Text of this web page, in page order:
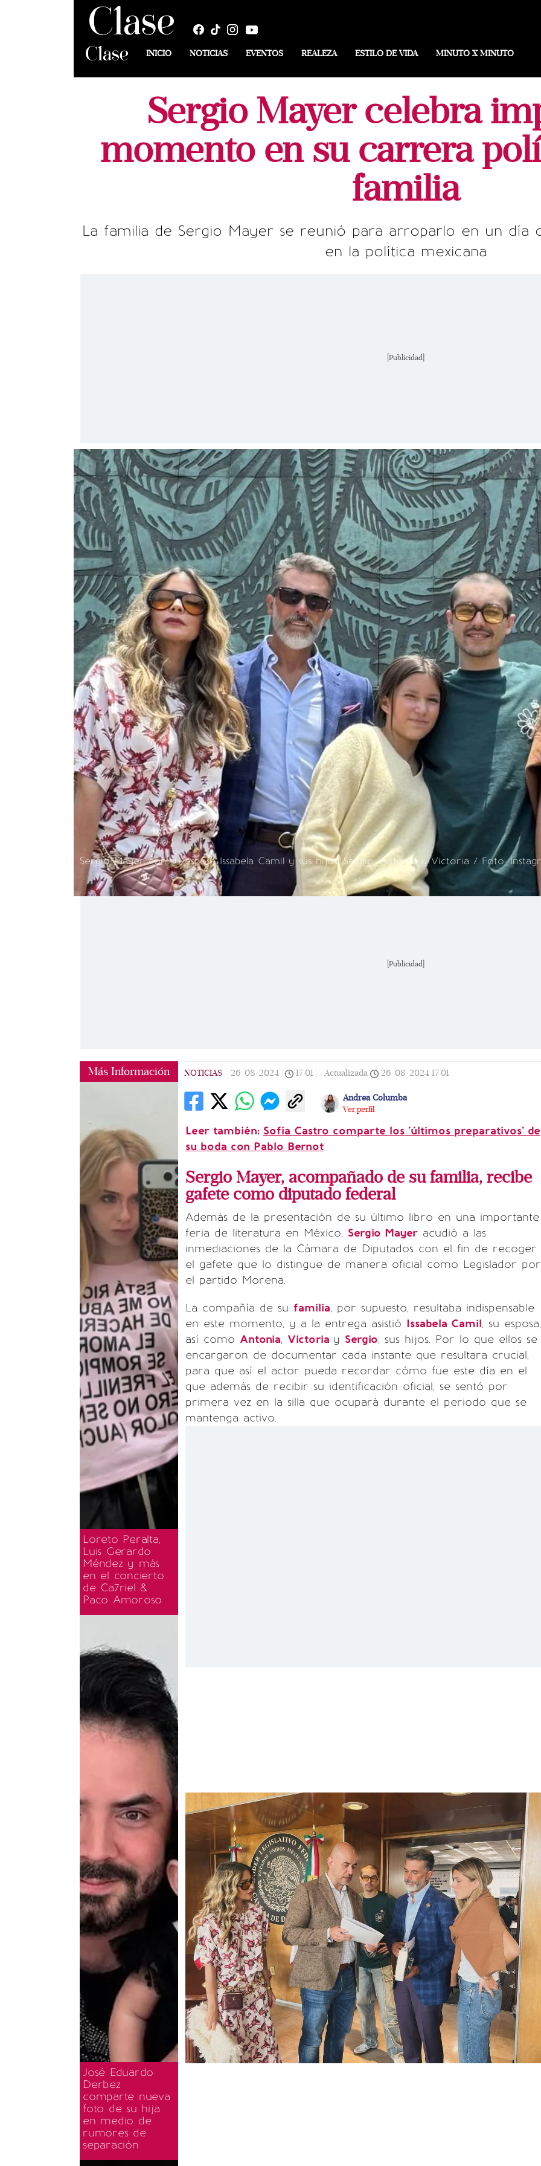
INICIO NOTICIAS EVENTOS REALEZA ESTILO DE VIDA MINUTO X MINUTO
Sergio Mayer celebra
momento en su carrera
familia
La familia de Sergio Mayer se reunió para arroparlo en un
en la política mexicana
[Publicidad]
Sergio Mayer con su esposa Issabela Camil y sus hijos, Sergio, Antonia y Victoria / Foto:
[Publicidad]
Más Información
Loreto Peralta,
Luis Gerardo
Méndez y más
en el concierto
de Ca7riel &
Paco Amoroso
José Eduardo
Derbez
comparte nueva
foto de su hija
en medio de
rumores de
separación
NOTICIAS 26/08/2024 17:01 Actualizada 26/08/2024 17:01
Andrea Columba
Ver perfil
Leer también: Sofía Castro comparte los 'últimos preparativos' de
su boda con Pablo Bernot
Sergio Mayer, acompañado de su familia, recibe
gafete como diputado federal
Además de la presentación de su último libro en una importante
feria de literatura en México, Sergio Mayer acudió a las
inmediaciones de la Cámara de Diputados con el fin de recoger
el gafete que lo distingue de manera oficial como Legislador por
el partido Morena.
La compañía de su familia, por supuesto, resultaba indispensable
en este momento, y a la entrega asistió Issabela Camil, su esposa;
así como Antonia, Victoria y Sergio, sus hijos. Por lo que ellos se
encargaron de documentar cada instante que resultara crucial,
para que así el actor pueda recordar cómo fue este día en el
que además de recibir su identificación oficial, se sentó por
primera vez en la silla que ocupará durante el periodo que se
mantenga activo.